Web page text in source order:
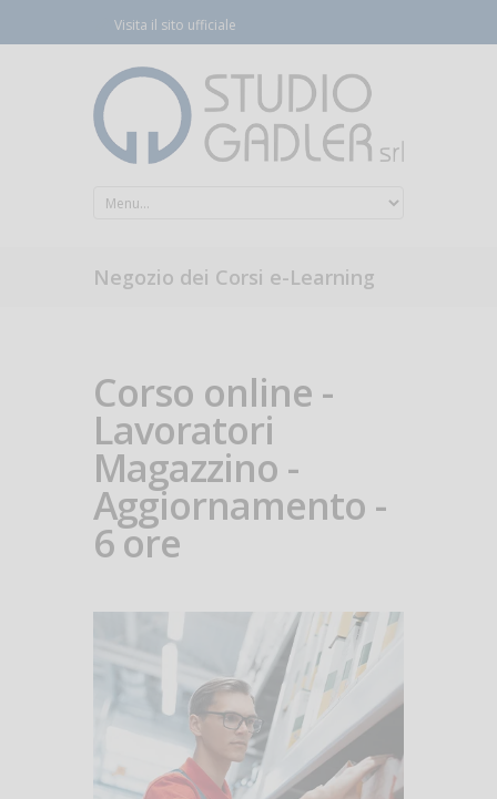
Visita il sito ufficiale
Negozio dei Corsi e-Learning
Corso online -
Lavoratori
Magazzino -
Aggiornamento -
6 ore